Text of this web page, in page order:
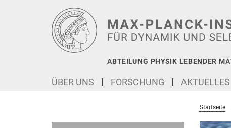
ABTEILUNG PHYSIK LEBENDER
ÜBER UNS FORSCHUNG AKTUELLES
Startseite